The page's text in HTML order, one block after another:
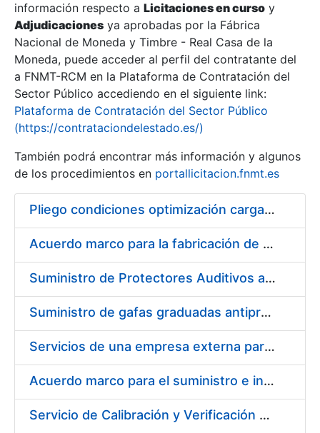
Mostrar/Ocultar
información respecto a Licitaciones en curso y
Adjudicaciones ya aprobadas por la Fábrica
Nacional de Moneda y Timbre - Real Casa de la
Moneda, puede acceder al perfil del contratante del
a FNMT-RCM en la Plataforma de Contratación del
Sector Público accediendo en el siguiente link:
Plataforma de Contratación del Sector Público
(https://contrataciondelestado.es/)
También podrá encontrar más información y algunos
de los procedimientos en portallicitacion.fnmt.es
Pliego condiciones optimización cargas compras firmado
Acuerdo marco para la fabricación de piezas
Suministro de Protectores Auditivos a medida para las personas trabajadoras de los Centros de Trabajo de Madrid y Burgos
Suministro de gafas graduadas antiproyecciones para los trabajadores de la FNMT-RCM en los centros de trabajo de Madrid y Burgos
Servicios de una empresa externa para el asesoramiento y resolución de los recursos de alzada que se presentan relacionados con procesos de selección para la FNMT-RCM
Acuerdo marco para el suministro e instalación de persianas, estores y otros complementos
Servicio de Calibración y Verificación Externa de los Equipos de Medición del Servicio de Prevención de la FNMT-RCM